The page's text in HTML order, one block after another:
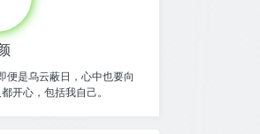
便是乌云蔽日，心中也要向
开心，包括我自己。